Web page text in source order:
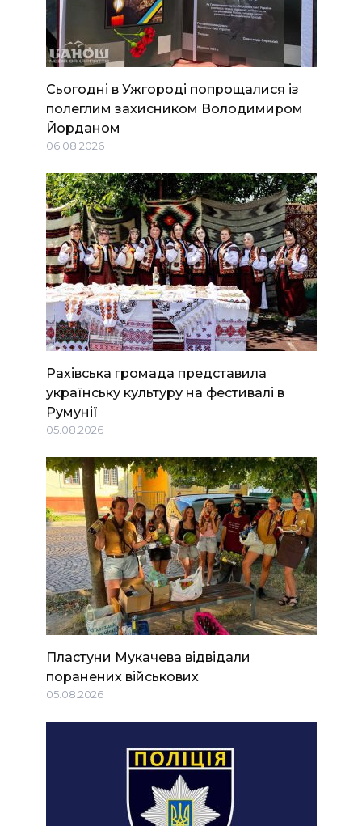
Сьогодні в Ужгороді попрощалися із
полеглим захисником Володимиром
Йорданом
06.08.2026
Рахівська громада представила
українську культуру на фестивалі в
Румунії
05.08.2026
Пластуни Мукачева відвідали
поранених військових
05.08.2026